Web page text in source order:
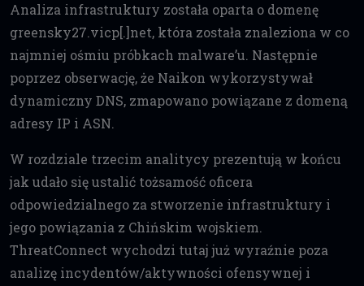
Analiza infrastruktury została oparta o domenę
greensky27.vicp[.]net, która została znaleziona w co
najmniej ośmiu próbkach malware’u. Następnie
poprzez obserwację, że Naikon wykorzystywał
dynamiczny DNS, zmapowano powiązane z domeną
adresy IP i ASN.
W rozdziale trzecim analitycy prezentują w końcu
jak udało się ustalić tożsamość oficera
odpowiedzialnego za stworzenie infrastruktury i
jego powiązania z Chińskim wojskiem.
ThreatConnect wychodzi tutaj już wyraźnie poza
analizę incydentów/aktywności ofensywnej i